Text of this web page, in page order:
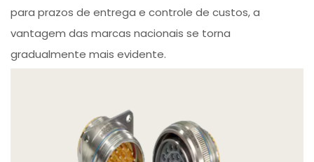
para prazos de entrega e controle de custos, a
vantagem das marcas nacionais se torna
gradualmente mais evidente.